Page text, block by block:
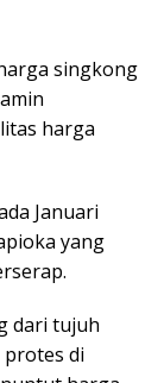
singkong
harga
Januari
yang
dari tujuh
di